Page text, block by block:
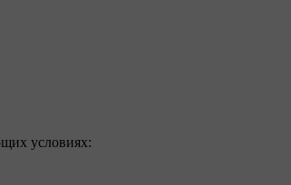
условиях: